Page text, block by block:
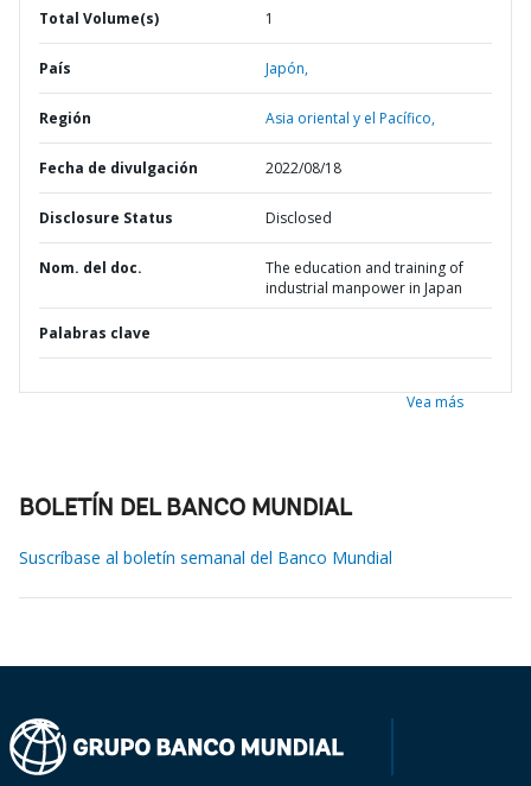
Total Volume(s) 1
País Japón,
Región Asia oriental y el Pacífico,
Fecha de divulgación 2022/08/18
Disclosure Status Disclosed
Nom. del doc.
The education and training of
industrial manpower in Japan
Palabras clave
Vea más
BOLETÍN DEL BANCO MUNDIAL
Suscríbase al boletín semanal del Banco Mundial